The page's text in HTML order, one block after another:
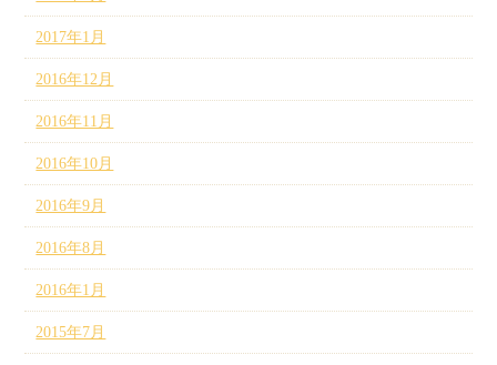
2017年1月
2016年12月
2016年11月
2016年10月
2016年9月
2016年8月
2016年1月
2015年7月